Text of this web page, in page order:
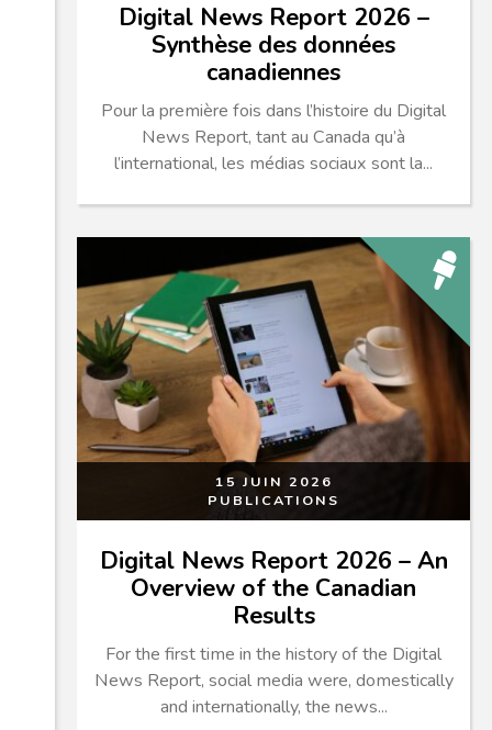
Digital News Report 2026 –
Synthèse des données
canadiennes
Pour la première fois dans l’histoire du Digital
News Report, tant au Canada qu’à
l’international, les médias sociaux sont la...
15 JUIN 2026
PUBLICATIONS
Digital News Report 2026 – An
Overview of the Canadian
Results
For the first time in the history of the Digital
News Report, social media were, domestically
and internationally, the news...